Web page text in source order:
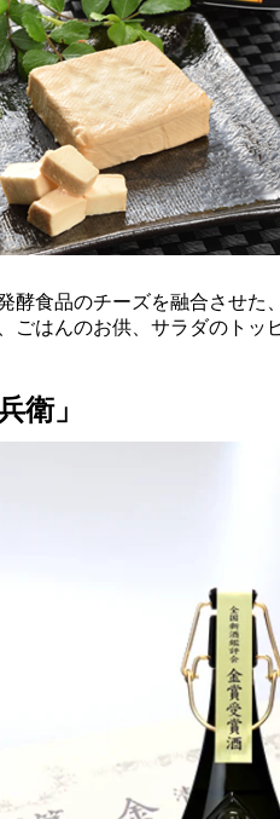
酵食品のチーズを融合させた
ごはんのお供、サラダのトッ
衛」